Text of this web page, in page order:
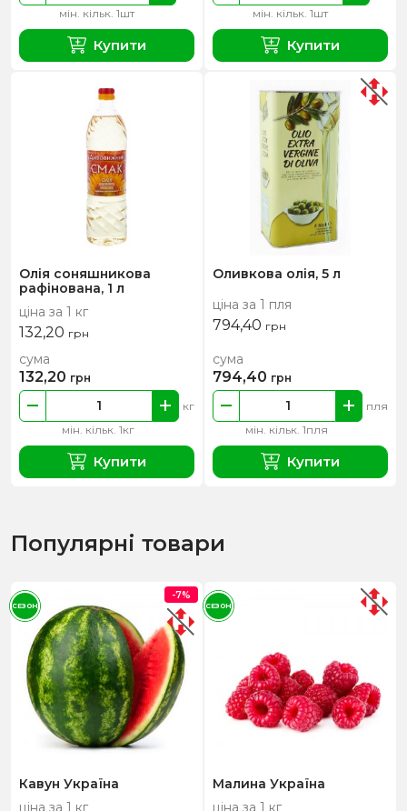
мін. кільк. 1шт
Купити
мін. кільк. 1шт
Купити
Олія соняшникова
рафінована, 1 л
ціна за 1 кг
132,20 грн
мін. кільк. 1кг
кг
сума
132,20 грн
Купити
Оливкова олія, 5 л
ціна за 1 пля
794,40 грн
мін. кільк. 1пля
пля
сума
794,40 грн
Купити
Популярні товари
Кавун Україна
ціна за 1 кг
-7%
СЕЗОН
Малина Україна
ціна за 1 кг
СЕЗОН